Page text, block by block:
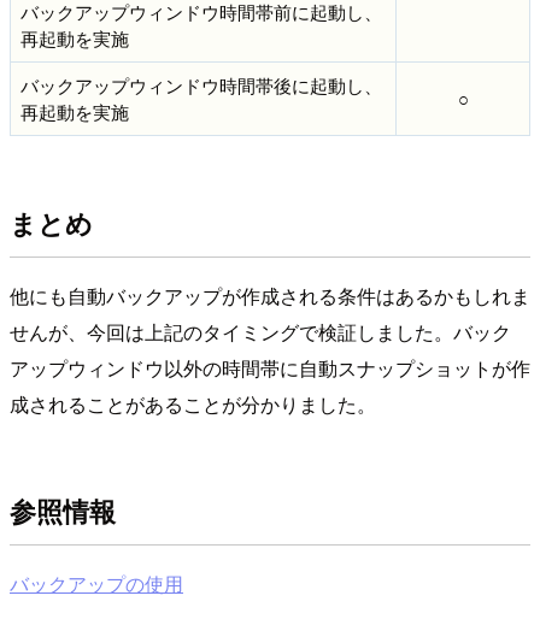
バックアップウィンドウ時間帯前に起動し、
再起動を実施
バックアップウィンドウ時間帯後に起動し、
再起動を実施
○
まとめ
他にも自動バックアップが作成される条件はあるかもしれま
せんが、今回は上記のタイミングで検証しました。バック
アップウィンドウ以外の時間帯に自動スナップショットが作
成されることがあることが分かりました。
参照情報
バックアップの使用